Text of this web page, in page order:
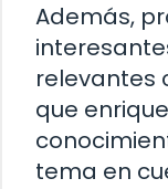
Además,
relevantes
que
tema en